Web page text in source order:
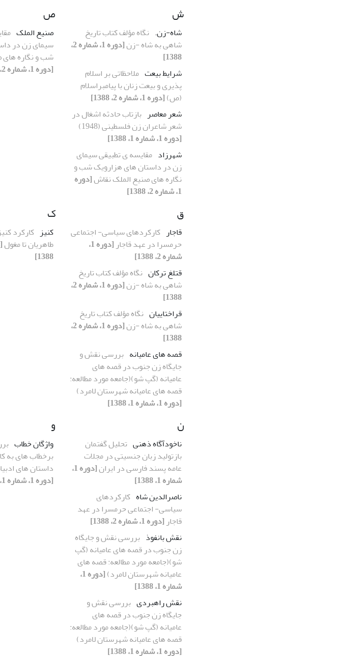
ش
شاه-زن. نگاه مؤلف کتاب تاریخ
شاهی به شاه -زن
[دوره 1، شماره 2،
1388]
شرایط بیعت ملاحظاتی بر اسلام
پذیری و بیعت زنان با پیامبراسلام
(ص)[دوره 1، شماره 2، 1388]
شعر معاصر بازتاب حادثه اشغال در
شعر شاعران زن فلسطینی (1948)
[دوره 1، شماره 1، 1388]
شهرزاد مقایسه ی تطبیقی سیمای
زن در داستان های هزارویک شب و
نگاره های صنیع الملک نقاش[دوره
1، شماره 2، 1388]
ص
صنیع الملک
سیمای زن در
شب و نگاره
[دوره 1، شماره 2، 1388]
ق
قاجار کارکردهای سیاسی- اجتماعی
حرمسرا در عهد قاجار
[دوره 1،
شماره 2، 1388]
قتلغ ترکان نگاه مؤلف کتاب تاریخ
شاهی به شاه -زن
[دوره 1، شماره 2،
1388]
قراختاییان نگاه مؤلف کتاب تاریخ
شاهی به شاه -زن
[دوره 1، شماره 2،
1388]
قصه های عامیانه بررسی نقش و
جایگاه زن جنوب در قصه های
عامیانه (گپ شو)(جامعه مورد مطالعه:
قصه های عامیانه شهرستان لامرد)
[دوره 1، شماره 1، 1388]
ک
کنیز کارکرد
طاهریان تا مغول
1388]
ن
ناخودآگاه ذهنی تحلیل گفتمان
بازتولید زبان جنسیتی در مجلات
عامه پسند فارسی در ایران
[دوره 1،
شماره 1، 1388]
ناصرالدین شاه کارکردهای
سیاسی- اجتماعی حرمسرا در عهد
قاجار [دوره 1، شماره 2، 1388]
نقش بانفوذ بررسی نقش و جایگاه
زن جنوب در قصه های عامیانه (گپ
شو)(جامعه مورد مطالعه: قصه های
عامیانه شهرستان لامرد)
[دوره 1،
شماره 1، 1388]
نقش راهبردی بررسی نقش و
جایگاه زن جنوب در قصه های
عامیانه (گپ شو)(جامعه مورد مطالعه:
قصه های عامیانه شهرستان لامرد)
[دوره 1، شماره 1، 1388]
و
واژگان خطاب
برخطاب های به
داستان های
[دوره 1، شماره 1، 1388]